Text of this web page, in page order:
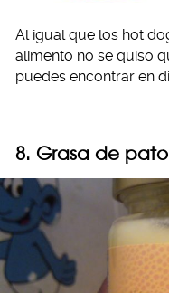
Al igual que los hot
alimento no se quiso
puedes encontrar en
8. Grasa de pato